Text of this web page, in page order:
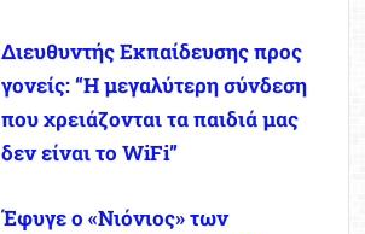
Διευθυντής Εκπαίδευσης προς
γονείς: “Η μεγαλύτερη σύνδεση
που χρειάζονται τα παιδιά μας
δεν είναι το WiFi”
Έφυγε ο «Νιόνιος» των